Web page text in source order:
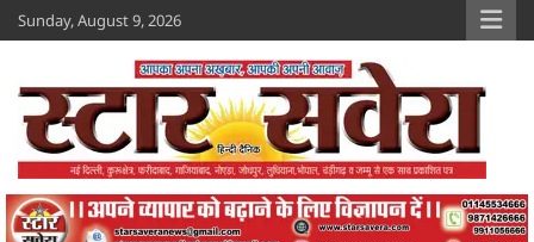
Skip
to
Sunday, August 9, 2026
Star Savera
www.starsavera.com